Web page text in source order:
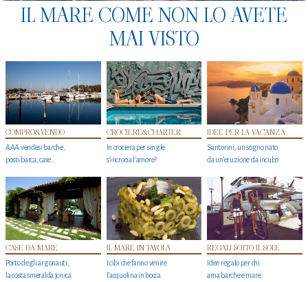
IL MARE COME NON LO AVETE
MAI VISTO
COMPRO&VENDO
AAA vendesi barche,
posti barca, case…
CROCIERE&CHARTER
In crociera per single
s'incrocia l’amore?
IDEE PER LA VACANZA
Santorini, un sogno nato
da un’eruzione da incubo
CASE DA MARE
Porto degli argonauti,
la costa smeralda jonica
IL MARE IN TAVOLA
I cibi che fanno venire
l’acquolina in bocca
REGALI SOTTO IL SOLE
Idee regalo per chi
ama barche e mare